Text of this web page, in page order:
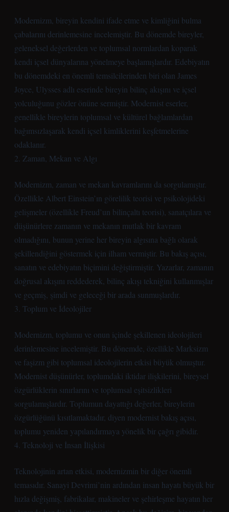
Modernizm, bireyin kendini ifade etme ve kimliğini bulma
çabalarını derinlemesine incelemiştir. Bu dönemde bireyler,
geleneksel değerlerden ve toplumsal normlardan koparak
kendi içsel dünyalarına yönelmeye başlamışlardır. Edebiyatın
bu dönemdeki en önemli temsilcilerinden biri olan James
Joyce, Ulysses adlı eserinde bireyin bilinç akışını ve içsel
yolculuğunu gözler önüne sermiştir. Modernist eserler,
genellikle bireylerin toplumsal ve kültürel bağlamlardan
bağımsızlaşarak kendi içsel kimliklerini keşfetmelerine
odaklanır.
2. Zaman, Mekan ve Algı
Modernizm, zaman ve mekan kavramlarını da sorgulamıştır.
Özellikle Albert Einstein’ın görelilik teorisi ve psikolojideki
gelişmeler (özellikle Freud’un bilinçaltı teorisi), sanatçılara ve
düşünürlere zamanın ve mekanın mutlak bir kavram
olmadığını, bunun yerine her bireyin algısına bağlı olarak
şekillendiğini göstermek için ilham vermiştir. Bu bakış açısı,
sanatın ve edebiyatın biçimini değiştirmiştir. Yazarlar, zamanın
doğrusal akışını reddederek, bilinç akışı tekniğini kullanmışlar
ve geçmiş, şimdi ve geleceği bir arada sunmuşlardır.
3. Toplum ve İdeolojiler
Modernizm, toplumu ve onun içinde şekillenen ideolojileri
derinlemesine incelemiştir. Bu dönemde, özellikle Marksizm
ve faşizm gibi toplumsal ideolojilerin etkisi büyük olmuştur.
Modernist düşünürler, toplumdaki iktidar ilişkilerini, bireysel
özgürlüklerin sınırlarını ve toplumsal eşitsizlikleri
sorgulamışlardır. Toplumun dayattığı değerler, bireylerin
özgürlüğünü kısıtlamaktadır, diyen modernist bakış açısı,
toplumu yeniden yapılandırmaya yönelik bir çağrı gibidir.
4. Teknoloji ve İnsan İlişkisi
Teknolojinin artan etkisi, modernizmin bir diğer önemli
temasıdır. Sanayi Devrimi’nin ardından insan hayatı büyük bir
hızla değişmiş, fabrikalar, makineler ve şehirleşme hayatın her